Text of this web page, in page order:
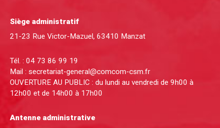
Siège administratif
21-23 Rue Victor-Mazuel, 63410 Manzat
Tél. : 04 73 86 99 19
Mail : secretariat-general@comcom-csm.fr
OUVERTURE AU PUBLIC : du lundi au vendredi de 9h00 à
12h00 et de 14h00 à 17h00
Antenne administrative